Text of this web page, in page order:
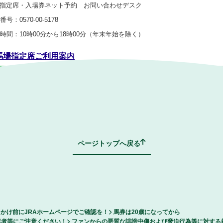
定席・入場券ネット予約 お問い合わせデスク
号
0570-00-5178
間
10時00分から18時00分（年末年始を除く）
場指定席ご利用案内
ページトップへ戻る
け前にJRAホームページでご確認を！
馬券は20歳になってから